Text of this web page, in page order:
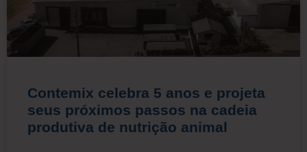
Contemix celebra 5 anos e projeta
seus próximos passos na cadeia
produtiva de nutrição animal